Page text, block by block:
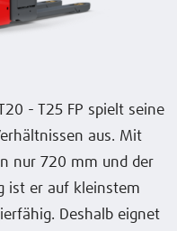
- T25 FP spielt seine
aus. Mit
nur 720 mm und der
ist er auf kleinstem
Deshalb eignet